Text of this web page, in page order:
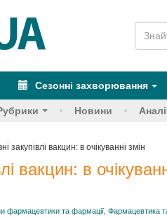
Сезонні захворювання
Новини
закупівлі вакцин: в очікуванні змін
вакцин: в
фармацевтики та фармації Фармацевтика